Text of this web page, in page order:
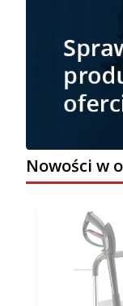
Nowości w